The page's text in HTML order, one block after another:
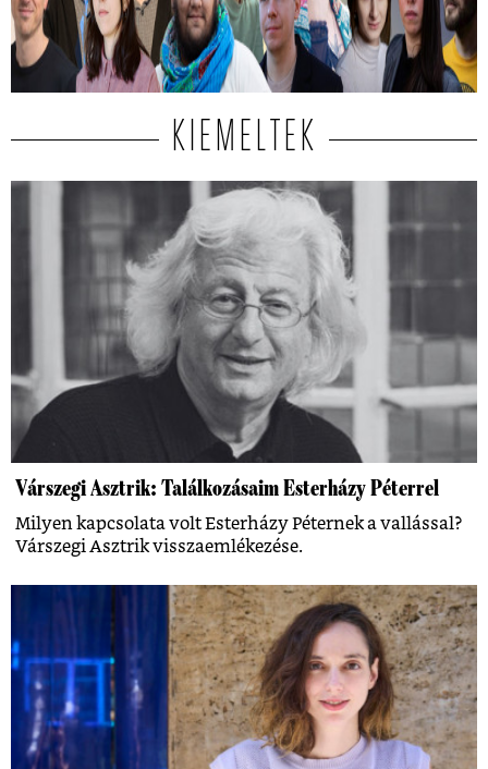
Közülük kerül ki a két győztes.
KIEMELTEK
Várszegi Asztrik: Találkozásaim Esterházy Péterrel
Milyen kapcsolata volt Esterházy Péternek a vallással?
Várszegi Asztrik visszaemlékezése.